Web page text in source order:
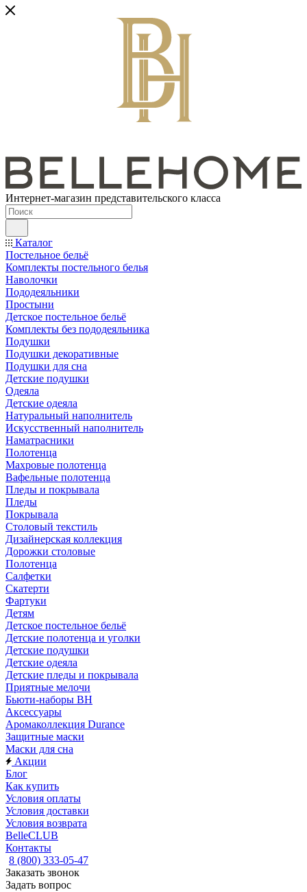
Интернет-магазин представительского класса
Каталог
Постельное бельё
Комплекты постельного белья
Наволочки
Пододеяльники
Простыни
Детское постельное бельё
Комплекты без пододеяльника
Подушки
Подушки декоративные
Подушки для сна
Детские подушки
Одеяла
Детские одеяла
Натуральный наполнитель
Искуcственный наполнитель
Наматрасники
Полотенца
Махровые полотенца
Вафельные полотенца
Пледы и покрывала
Пледы
Покрывала
Столовый текстиль
Дизайнерская коллекция
Дорожки столовые
Полотенца
Салфетки
Скатерти
Фартуки
Детям
Детское постельное бельё
Детские полотенца и уголки
Детские подушки
Детские одеяла
Детские пледы и покрывала
Приятные мелочи
Бьюти-наборы ВН
Аксессуары
Аромаколлекция Durance
Защитные маски
Маски для сна
Акции
Блог
Как купить
Условия оплаты
Условия доставки
Условия возврата
BelleCLUB
Контакты
8 (800) 333-05-47
Заказать звонок
Задать вопрос